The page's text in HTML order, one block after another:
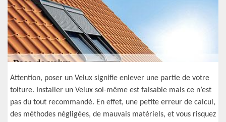
Attention, poser un Velux signifie enlever une partie de votre
toiture. Installer un Velux soi-même est faisable mais ce n’est
pas du tout recommandé. En effet, une petite erreur de calcul,
des méthodes négligées, de mauvais matériels, et vous risquez